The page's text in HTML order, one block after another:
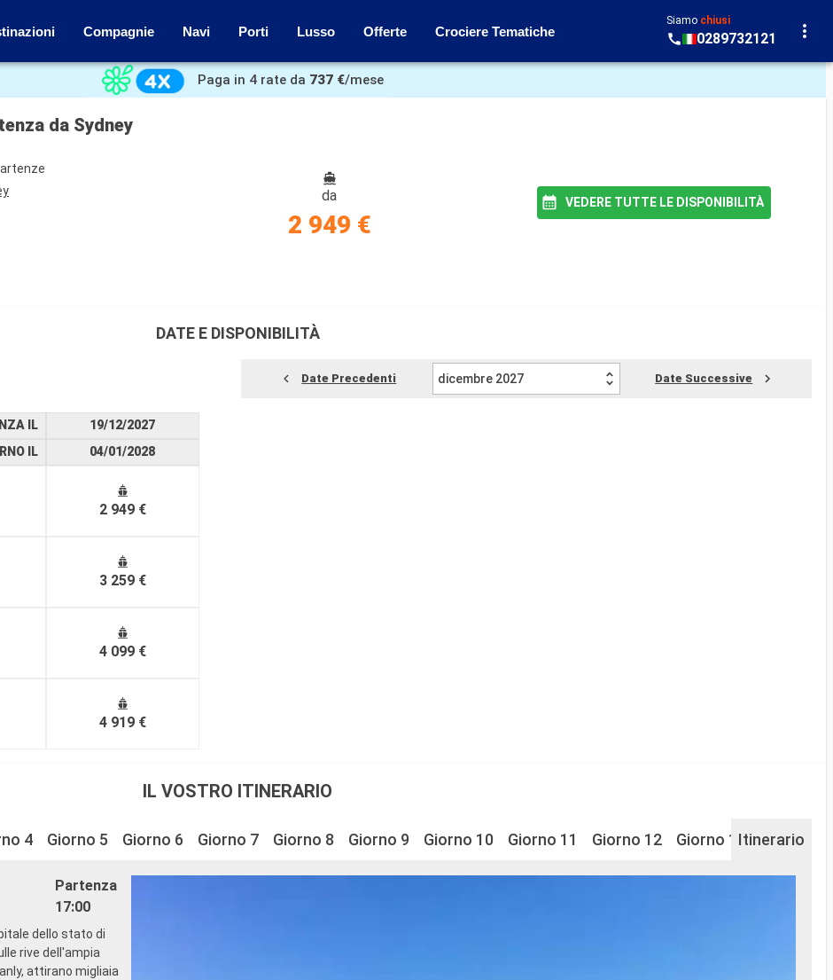
Compagnie Navi Porti Lusso Offerte Crociere Tematiche
Siamo chiusi
0289732121
Paga in 4 rate da 737 €/mese
da Sydney
da
2 949 €
VEDERE TUTTE LE DISPONIBILITÀ
DATE E DISPONIBILITÀ
Date Precedenti dicembre 2027 Date Successive
IL
IL
19/12/2027
04/01/2028
2 949 €
3 259 €
4 099 €
4 919 €
IL VOSTRO ITINERARIO
4 Giorno 5 Giorno 6 Giorno 7 Giorno 8 Giorno 9 Giorno 10 Giorno 11 Giorno 12 Giorno 13 Giorno 14
Itinerario
Partenza
17:00
dello stato di
rive dell'ampia
attirano migliaia